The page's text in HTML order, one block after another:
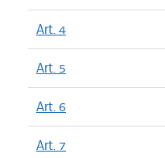
Art. 4
Art. 5
Art. 6
Art. 7